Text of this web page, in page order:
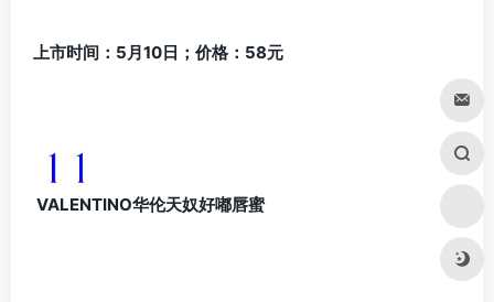
上市时间：5月10日；价格：58元
VALENTINO华伦天奴好嘟唇蜜